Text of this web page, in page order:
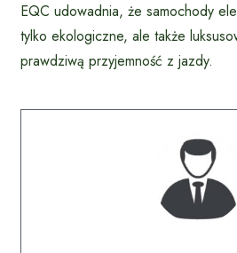
EQC udowadnia, że samochody
tylko ekologiczne, ale także
prawdziwą przyjemność z jazdy.